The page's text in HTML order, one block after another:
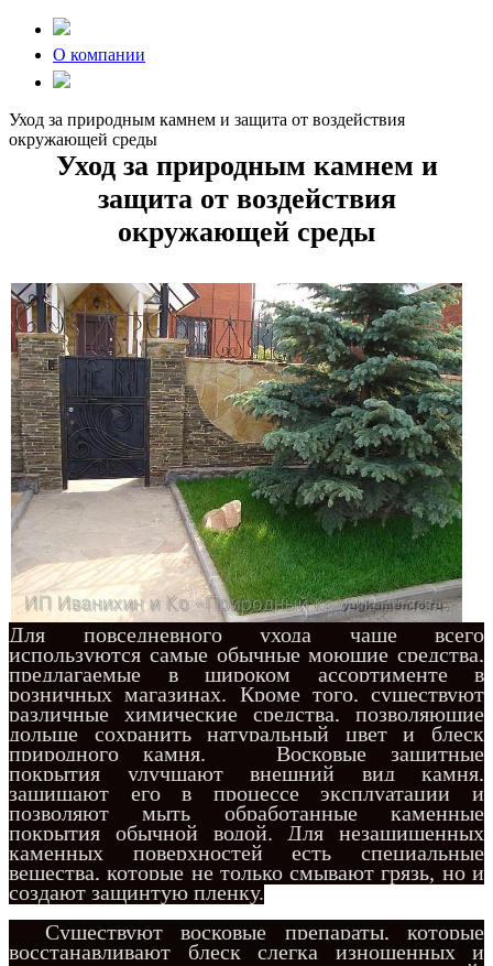
О компании
Уход за природным камнем и защита от воздействия
окружающей среды
Уход за природным камнем и
защита от воздействия
окружающей среды
Для повседневного ухода чаще всего
используются самые обычные моющие средства,
предлагаемые в широком ассортименте в
розничных магазинах. Кроме того, существуют
различные химические средства, позволяющие
дольше сохранить натуральный цвет и блеск
природного камня. Восковые защитные
покрытия улучшают внешний вид камня,
защищают его в процессе эксплуатации и
позволяют мыть обработанные каменные
покрытия обычной водой. Для незащищенных
каменных поверхностей есть специальные
вещества, которые не только смывают грязь, но и
создают защинтую пленку.
Существуют восковые препараты, которые
восстанавливают блеск слегка изношенных и